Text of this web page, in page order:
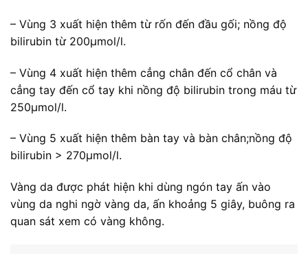
– Vùng 3 xuất hiện thêm từ rốn đến đầu gối; nồng độ
bilirubin từ 200µmol/l.
– Vùng 4 xuất hiện thêm cẳng chân đến cổ chân và
cẳng tay đến cổ tay khi nồng độ bilirubin trong máu từ
250µmol/l.
– Vùng 5 xuất hiện thêm bàn tay và bàn chân;nồng độ
bilirubin > 270µmol/l.
Vàng da được phát hiện khi dùng ngón tay ấn vào
vùng da nghi ngờ vàng da, ấn khoảng 5 giây, buông ra
quan sát xem có vàng không.